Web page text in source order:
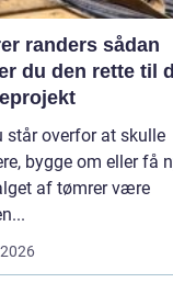
sådan
du den rette til
står overfor at skulle
bygge om eller få
af tømrer være